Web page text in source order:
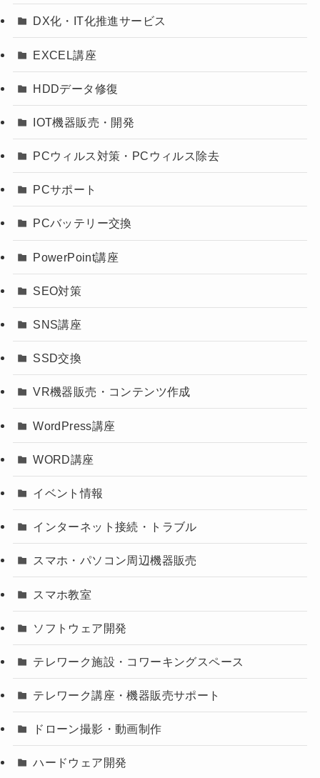
DX化・IT化推進サービス
EXCEL講座
HDDデータ修復
IOT機器販売・開発
PCウィルス対策・PCウィルス除去
PCサポート
PCバッテリー交換
PowerPoint講座
SEO対策
SNS講座
SSD交換
VR機器販売・コンテンツ作成
WordPress講座
WORD講座
イベント情報
インターネット接続・トラブル
スマホ・パソコン周辺機器販売
スマホ教室
ソフトウェア開発
テレワーク施設・コワーキングスペース
テレワーク講座・機器販売サポート
ドローン撮影・動画制作
ハードウェア開発